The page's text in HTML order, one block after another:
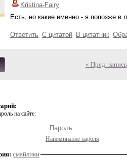
Kristina-Fairy
Есть, но какие именно - я попозже в
Ответить С цитатой В цитатник
« Пред. запись
на сайте:
Напоминание пароля
смайлики